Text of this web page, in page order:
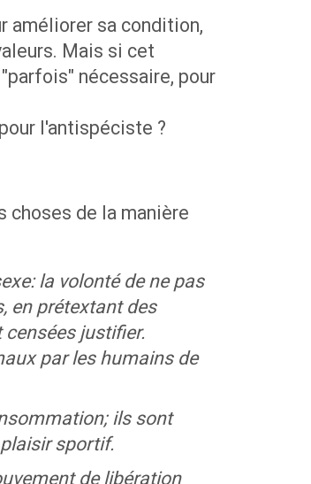
améliorer sa condition,
Mais si cet
nécessaire, pour
l'antispéciste ?
choses de la manière
la volonté de ne pas
en prétextant des
justifier.
par les humains de
ils sont
sportif.
de libération